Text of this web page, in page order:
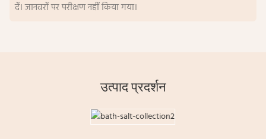
दें। जानवरों पर परीक्षण नहीं किया गया।
उत्पाद प्रदर्शन